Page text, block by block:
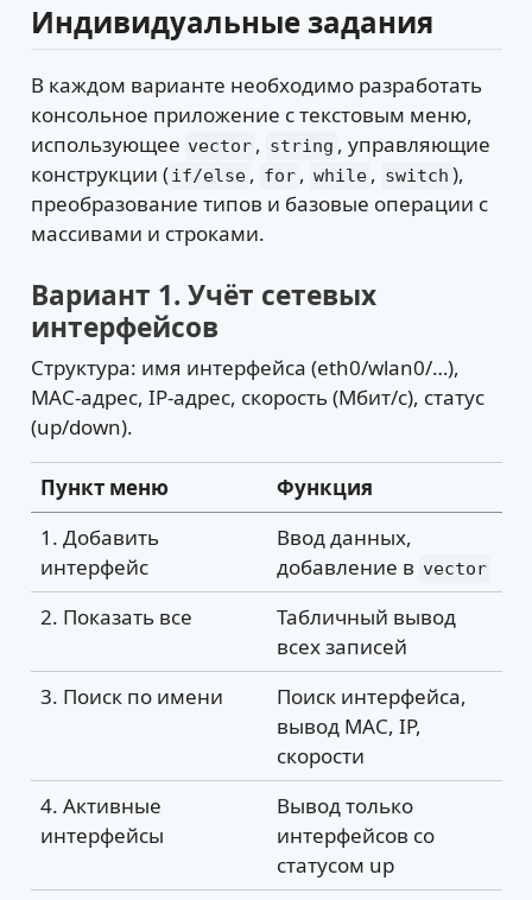
Индивидуальные задания
В каждом варианте необходимо разработать
консольное приложение с текстовым меню,
использующее vector , string , управляющие
конструкции (if/else , for , while , switch ),
преобразование типов и базовые операции с
массивами и строками.
Вариант 1. Учёт сетевых
интерфейсов
Структура: имя интерфейса (eth0/wlan0/…),
MAC-адрес, IP-адрес, скорость (Мбит/с), статус
(up/down).
Пункт меню
Функция
1. Добавить
интерфейс
Ввод данных,
добавление в vector
2. Показать все
Табличный вывод
всех записей
3. Поиск по имени
Поиск интерфейса,
вывод MAC, IP,
скорости
4. Активные
интерфейсы
Вывод только
интерфейсов со
статусом up